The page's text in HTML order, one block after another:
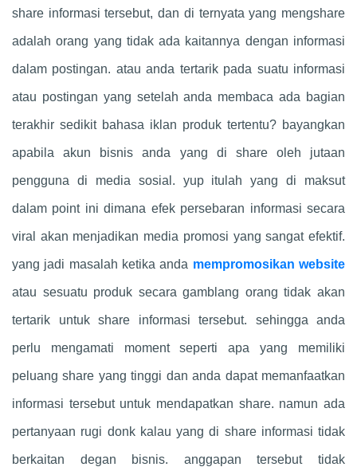
share informasi tersebut, dan di ternyata yang mengshare
adalah orang yang tidak ada kaitannya dengan informasi
dalam postingan. atau anda tertarik pada suatu informasi
atau postingan yang setelah anda membaca ada bagian
terakhir sedikit bahasa iklan produk tertentu? bayangkan
apabila akun bisnis anda yang di share oleh jutaan
pengguna di media sosial. yup itulah yang di maksut
dalam point ini dimana efek persebaran informasi secara
viral akan menjadikan media promosi yang sangat efektif.
yang jadi masalah ketika anda mempromosikan website
atau sesuatu produk secara gamblang orang tidak akan
tertarik untuk share informasi tersebut. sehingga anda
perlu mengamati moment seperti apa yang memiliki
peluang share yang tinggi dan anda dapat memanfaatkan
informasi tersebut untuk mendapatkan share. namun ada
pertanyaan rugi donk kalau yang di share informasi tidak
berkaitan degan bisnis. anggapan tersebut tidak